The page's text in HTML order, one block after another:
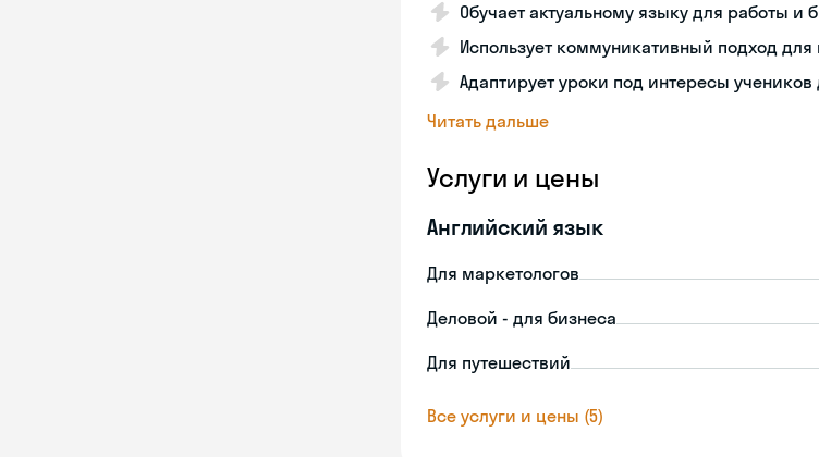
Обучает актуальному языку для работы и
Использует коммуникативный подход
Адаптирует уроки под интересы учеников
Читать дальше
Услуги и цены
Английский язык
Для маркетологов
Деловой - для бизнеса
Для путешествий
Все услуги и цены (5)